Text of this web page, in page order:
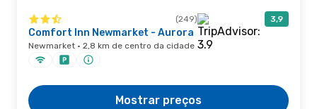
(249) 3,9
Comfort Inn Newmarket - Aurora
Newmarket · 2,8 km de centro da cidade
Mostrar preços